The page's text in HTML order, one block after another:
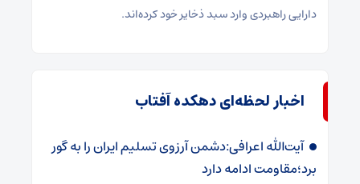
دارایی راهبردی وارد سبد ذخایر خود کرده‌اند.
اخبار لحظه‌ای دهکده آفتاب
آیت‌الله اعرافی:دشمن آرزوی تسلیم ایران را به گور
برد؛مقاومت ادامه دارد